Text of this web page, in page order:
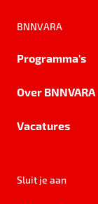
BNNVARA
Programma's
Over BNNVARA
Vacatures
Sluit je aan